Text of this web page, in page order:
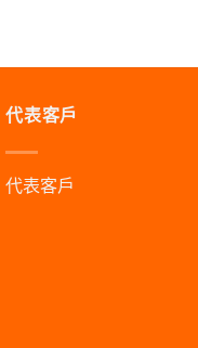
代表客戶
代表客戶